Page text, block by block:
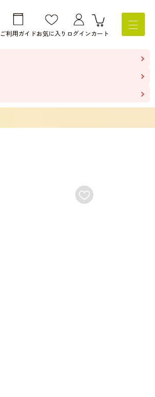
ご利用ガイドお気に入り ログインカート